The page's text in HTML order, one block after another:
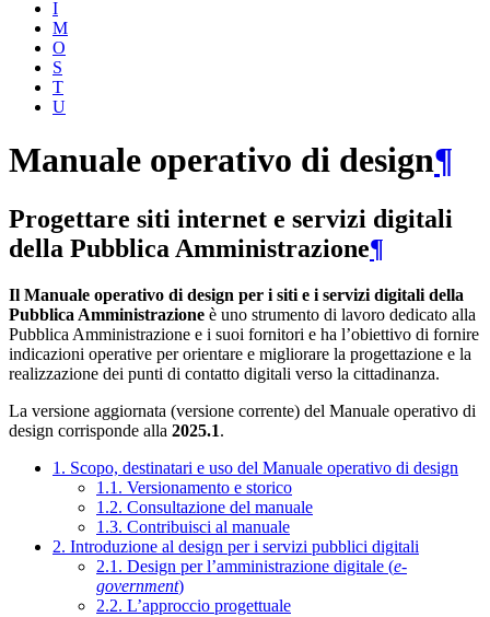
I
M
O
S
T
U
Manuale operativo di design¶
Progettare siti internet e servizi digitali
della Pubblica Amministrazione¶
Il Manuale operativo di design per i siti e i servizi digitali della
Pubblica Amministrazione è uno strumento di lavoro dedicato alla
Pubblica Amministrazione e i suoi fornitori e ha l’obiettivo di fornire
indicazioni operative per orientare e migliorare la progettazione e la
realizzazione dei punti di contatto digitali verso la cittadinanza.
La versione aggiornata (versione corrente) del Manuale operativo di
design corrisponde alla 2025.1.
1. Scopo, destinatari e uso del Manuale operativo di design
1.1. Versionamento e storico
1.2. Consultazione del manuale
1.3. Contribuisci al manuale
2. Introduzione al design per i servizi pubblici digitali
2.1. Design per l’amministrazione digitale (e-
government)
2.2. L’approccio progettuale